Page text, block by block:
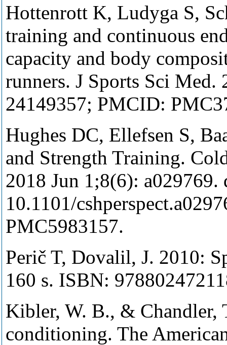
Hottenrott K, Ludyga S,
training and continuous
capacity and body
runners. J Sports Sci
24149357; PMCID:
Hughes DC, Ellefsen S,
and Strength Training.
2018 Jun 1;8(6): a029769.
10.1101/
PMC5983157.
Perič T, Dovalil, J. 2010:
160 s. ISBN:
Kibler, W. B., & Chandler,
conditioning. The